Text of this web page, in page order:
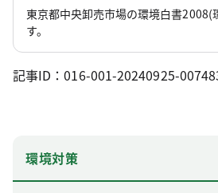
東京都中央卸売市場の環境白書2008(
す。
記事ID：016-001-20240925-
環境対策